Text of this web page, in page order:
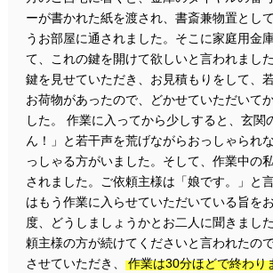
ーが書かれた紙を渡され、書斎兼物置とし
うお部屋に通されました。そこに家庭用金
て、これの鍵を開けて欲しいと言われまし
鍵を見せていただき、お見積もりをして、
お荷物があったので、どかせていただいて
した。 作業に入ってから少しすると、玄関
ん！」と若干声を荒げながらおっしゃられ
っしゃる方がいました。そして、作業中の
されました。ご依頼主様は「娘です。」と
はもう作業に入らせていただいている旨を
度、どうしましょうかとお二人に聞きまし
頼主様の方が続けてくださいと言われたの
させていただき、
作業は30分ほどで終わり